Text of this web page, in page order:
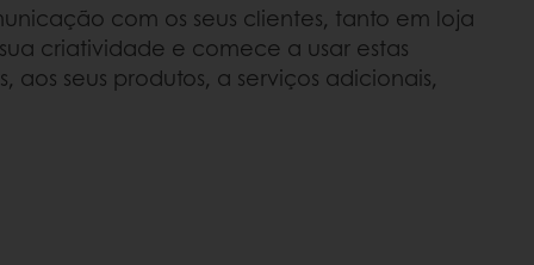
com os seus clientes, tanto em loja
criatividade e comece a usar estas
seus produtos, a serviços adicionais,